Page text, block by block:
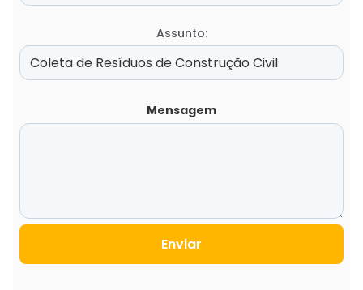
Assunto:
Mensagem
Enviar